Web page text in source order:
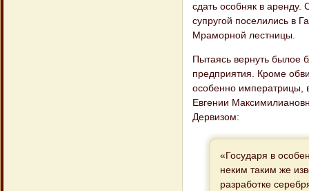
сдать особняк в
супругой поселились в
Мраморной лестницы.
Пытаясь вернуть былое
предприятия. Кроме
особенно императрицы,
Евгении
Дервизом:
«Государя в
неким таким же
разработке